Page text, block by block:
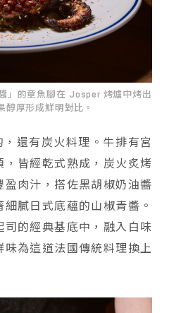
」的章魚腳在 Josper 烤爐中烤出
醇厚形成鮮明對比。
還有炭火料理。牛排有宮
皆經乾式熟成，炭火炙烤
肉汁，搭佐黑胡椒奶油醬
膩日式底蘊的山椒青醬。
司的經典基底中，融入白味
為這道法國傳統料理換上